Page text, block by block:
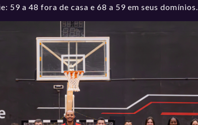
59 a 48 fora de casa e 68 a 59 em seus domínios.